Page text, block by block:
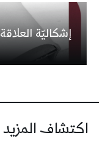
إشكاليّة
اكتشاف